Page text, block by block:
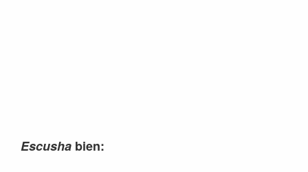
Escusha bien: